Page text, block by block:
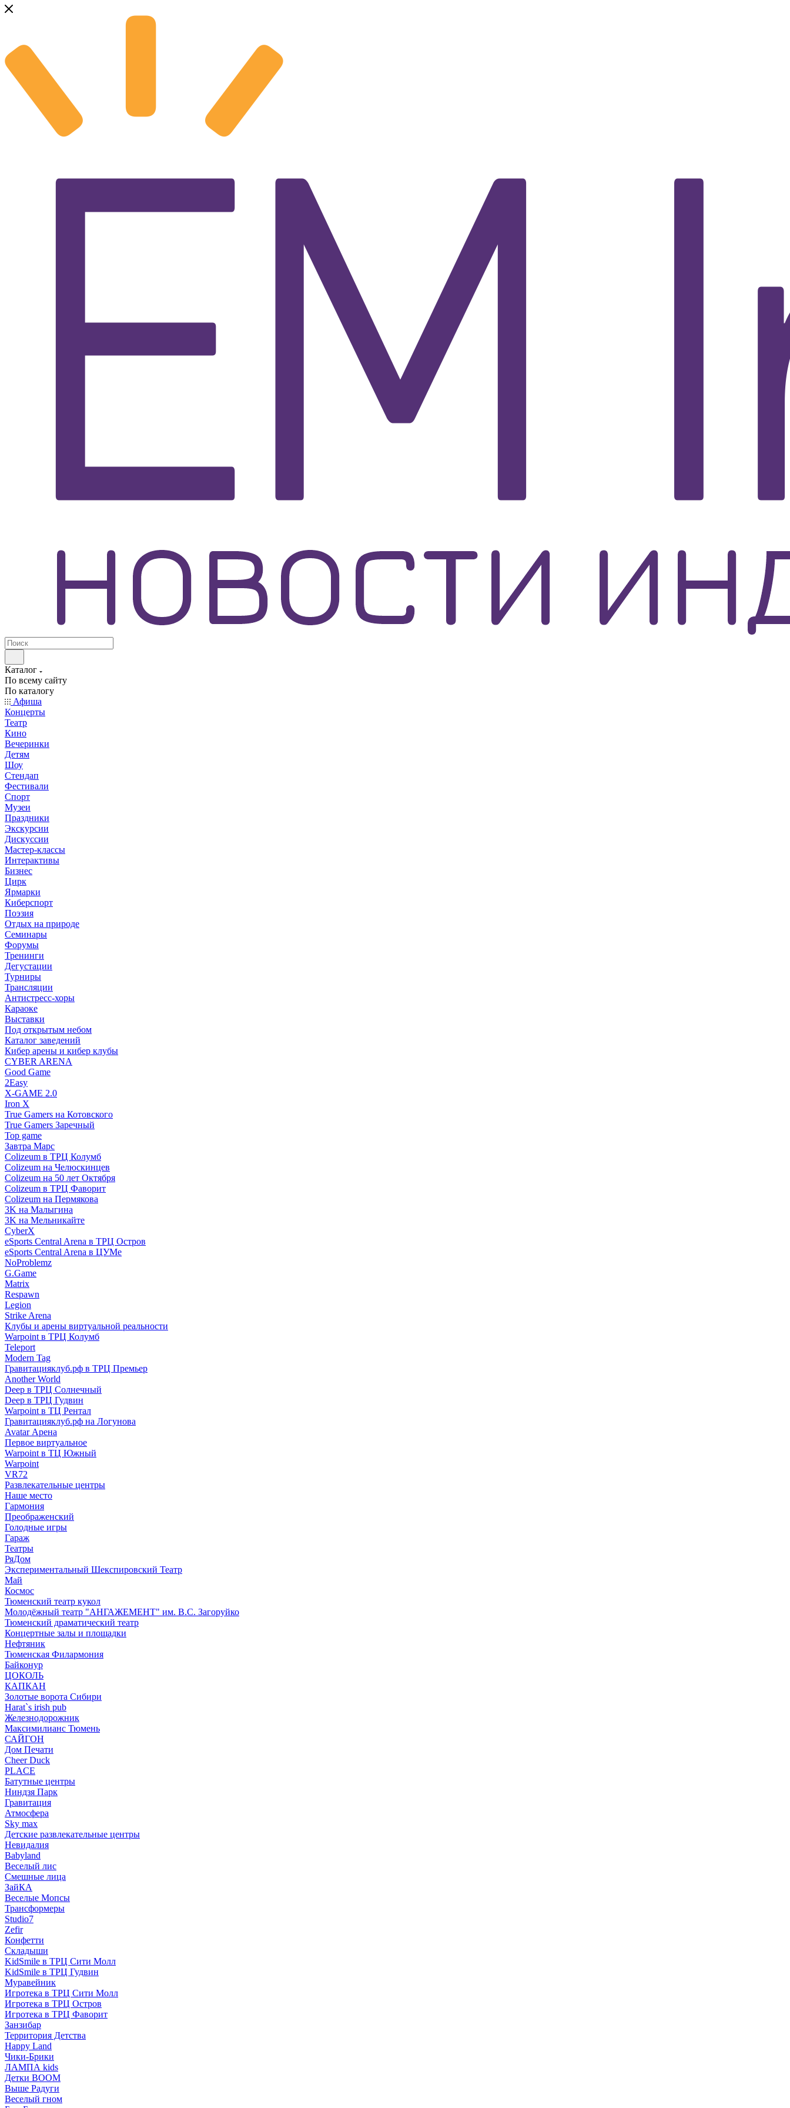
Каталог
По всему сайту
По каталогу
Афиша
Концерты
Театр
Кино
Вечеринки
Детям
Шоу
Стендап
Фестивали
Спорт
Музеи
Праздники
Экскурсии
Дискуссии
Мастер-классы
Интерактивы
Бизнес
Цирк
Ярмарки
Киберспорт
Поэзия
Отдых на природе
Семинары
Форумы
Тренинги
Дегустации
Турниры
Трансляции
Антистресс-хоры
Караоке
Выставки
Под открытым небом
Каталог заведений
Кибер арены и кибер клубы
CYBER ARENA
Good Game
2Easy
X-GAME 2.0
Iron X
True Gamers на Котовского
True Gamers Заречный
Top game
Завтра Марс
Colizeum в ТРЦ Колумб
Colizeum на Челюскинцев
Colizeum на 50 лет Октября
Colizeum в ТРЦ Фаворит
Colizeum на Пермякова
3K на Малыгина
3K на Мельникайте
CyberX
eSports Central Arena в ТРЦ Остров
eSports Central Arena в ЦУМе
NoProblemz
G.Game
Matrix
Respawn
Legion
Strike Arena
Клубы и арены виртуальной реальности
Warpoint в ТРЦ Колумб
Teleport
Modern Tag
Гравитацияклуб.рф в ТРЦ Премьер
Another World
Deep в ТРЦ Солнечный
Deep в ТРЦ Гудвин
Warpoint в ТЦ Рентал
Гравитацияклуб.рф на Логунова
Avatar Арена
Первое виртуальное
Warpoint в ТЦ Южный
Warpoint
VR72
Развлекательные центры
Наше место
Гармония
Преображенский
Голодные игры
Гараж
Театры
РяДом
Экспериментальный Шекспировский Театр
Май
Космос
Тюменский театр кукол
Молодёжный театр "АНГАЖЕМЕНТ" им. В.С. Загоруйко
Тюменский драматический театр
Концертные залы и площадки
Нефтяник
Тюменская Филармония
Байконур
ЦОКОЛЬ
КАПКАН
Золотые ворота Сибири
Harat`s irish pub
Железнодорожник
Максимилианс Тюмень
САЙГОН
Дом Печати
Cheer Duck
PLACE
Батутные центры
Ниндзя Парк
Гравитация
Атмосфера
Sky max
Детские развлекательные центры
Невидалия
Babyland
Веселый лис
Смешные лица
ЗайКА
Веселые Мопсы
Трансформеры
Studio7
Zefir
Конфетти
Складыши
KidSmile в ТРЦ Сити Молл
KidSmile в ТРЦ Гудвин
Муравейник
Игротека в ТРЦ Сити Молл
Игротека в ТРЦ Остров
Игротека в ТРЦ Фаворит
Занзибар
Территория Детства
Happy Land
Чики-Брики
ЛАМПА kids
Детки BOOM
Выше Радуги
Веселый гном